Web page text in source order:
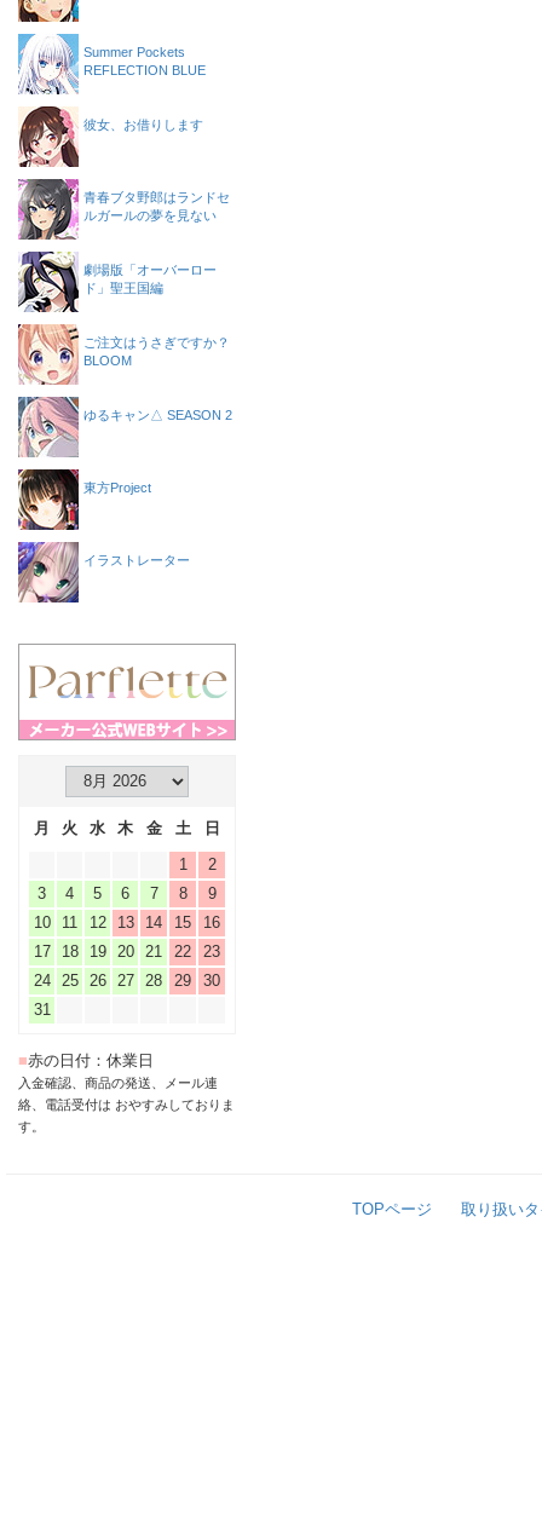
Summer Pockets
REFLECTION BLUE
彼女、お借りします
青春ブタ野郎はランドセ
ルガールの夢を見ない
劇場版「オーバーロー
ド」聖王国編
ご注文はうさぎですか？
BLOOM
ゆるキャン△ SEASON 2
東方Project
イラストレーター
月 火 水 木 金 土
日
1
2
3
4 5 6 7 8
9
10
11 12 13 14 15
16
17
18 19 20 21 22
23
24
25 26 27 28 29
30
31
■赤の日付：休業日
入金確認、商品の発送、メール連
絡、電話受付は おやすみしておりま
す。
TOPページ 取り扱い